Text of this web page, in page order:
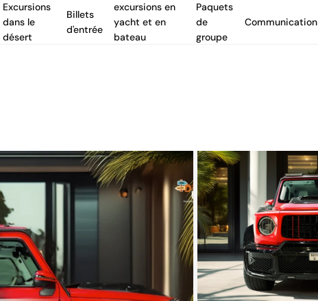
Excursions
dans le
désert
Billets
d'entrée
excursions en
yacht et en
bateau
Paquets
de
groupe
Communication